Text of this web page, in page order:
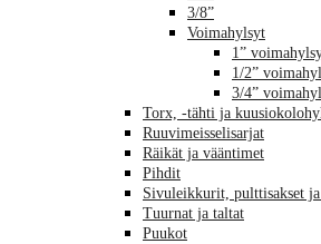
3/8”
Voimahylsyt
1”
1/2”
3/4”
Torx, -tähti ja
Ruuvimeisselisarjat
Räikät ja vääntimet
Pihdit
Sivuleikkurit, pulttisakset
Tuurnat ja taltat
Puukot